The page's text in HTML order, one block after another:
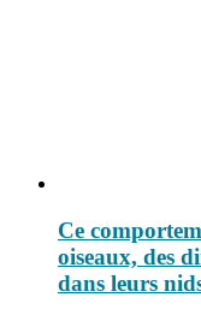
Ce
oiseaux, des
dans leurs